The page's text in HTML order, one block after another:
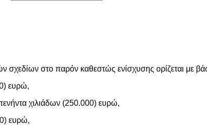
σχεδίων στο παρόν καθεστώς ενίσχυσης ορίζεται με
ευρώ,
χιλιάδων (250.000) ευρώ,
ευρώ,